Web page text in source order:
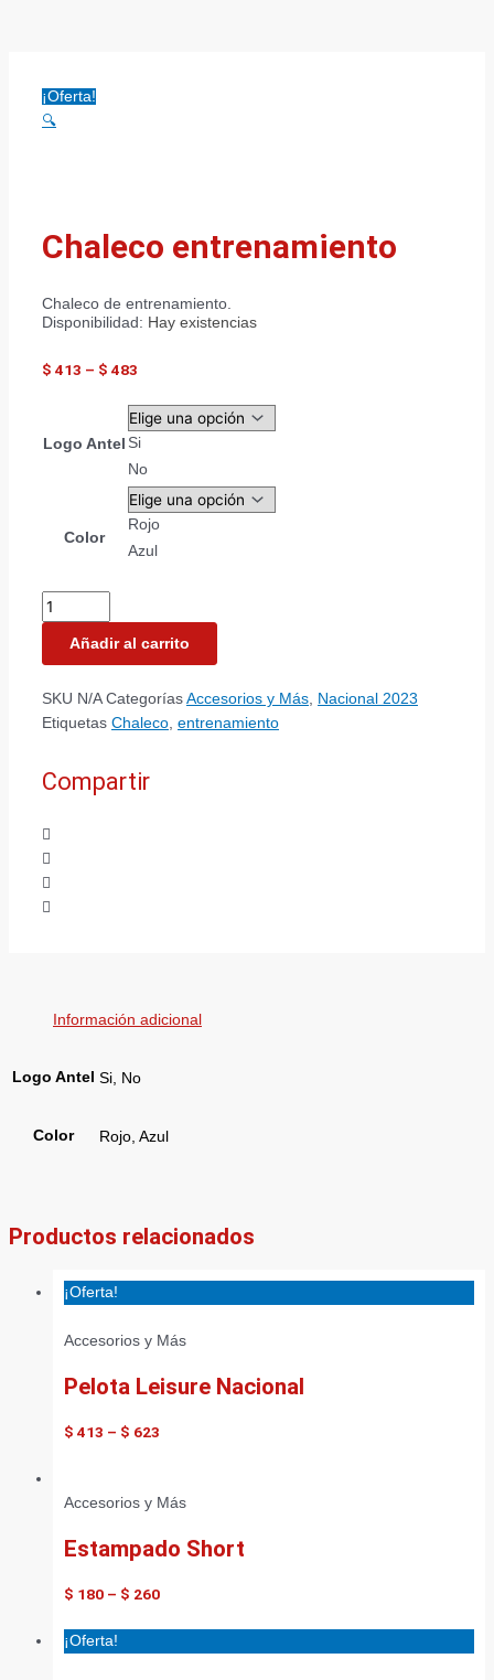
¡Oferta!
🔍
Chaleco entrenamiento
Chaleco de entrenamiento.
Disponibilidad: Hay existencias
$ 413 – $ 483
Logo Antel Si
No
Color
Rojo
Azul
Añadir al carrito
SKU N/A Categorías Accesorios y Más, Nacional 2023
Etiquetas Chaleco, entrenamiento
Compartir
Información adicional
Logo Antel Si, No
Color Rojo, Azul
Productos relacionados
¡Oferta!
Accesorios y Más
Pelota Leisure Nacional
$ 413 – $ 623
Accesorios y Más
Estampado Short
$ 180 – $ 260
¡Oferta!